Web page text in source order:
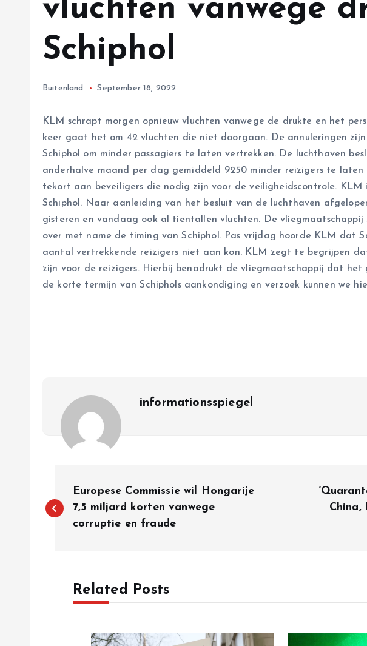
vluchten vanwege
Schiphol
Buitenland September 18, 2022
KLM schrapt morgen opnieuw vluchten vanwege de drukte en het
keer gaat het om 42 vluchten die niet doorgaan. De annuleringen
Schiphol om minder passagiers te laten vertrekken. De luchthaven
anderhalve maand per dag gemiddeld 9250 minder reizigers te laten
tekort aan beveiligers die nodig zijn voor de veiligheidscontrole. KLM
Schiphol. Naar aanleiding van het besluit van de luchthaven
gisteren en vandaag ook al tientallen vluchten. De vliegmaatschappij
over met name de timing van Schiphol. Pas vrijdag hoorde KLM dat
aantal vertrekkende reizigers niet aan kon. KLM zegt te begrijpen
zijn voor de reizigers. Hierbij benadrukt de vliegmaatschappij dat het
de korte termijn van Schiphols aankondiging en verzoek kunnen we
informationsspiegel
o
Europese Commissie wil Hongarije
7,5 miljard korten vanwege
corruptie en fraude
Related Posts